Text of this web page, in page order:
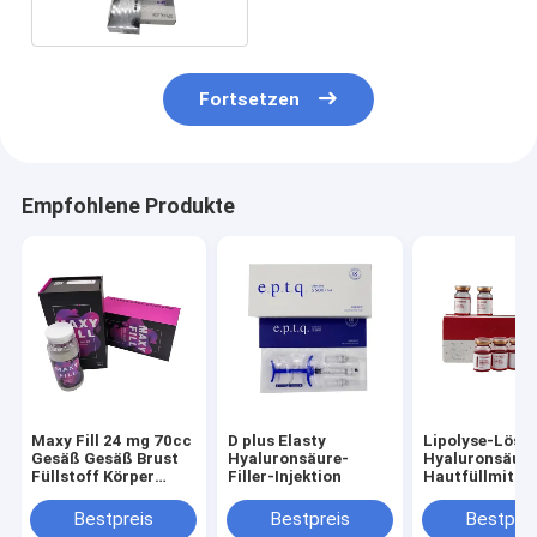
Fortsetzen
Empfohlene Produkte
Maxy Fill 24 mg 70cc
Gesäß Gesäß Brust
Füllstoff Körper
Bestpreis
D plus Elasty
Hyaluronsäure-
Filler-Injektion
Bestpreis
Lipolyse-
Hyaluronsäure
Hautfüllmittel